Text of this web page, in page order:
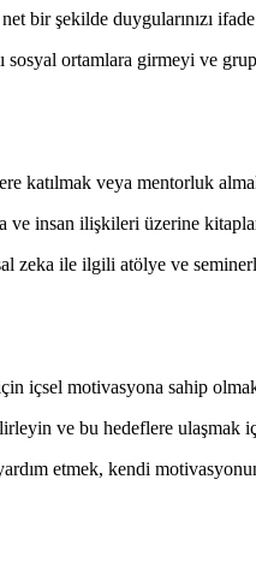
bir şekilde duygularınızı
sosyal ortamlara girmeyi ve
katılmak veya mentorluk
ve insan ilişkileri üzerine
zeka ile ilgili atölye ve
içsel motivasyona sahip
ve bu hedeflere
etmek, kendi